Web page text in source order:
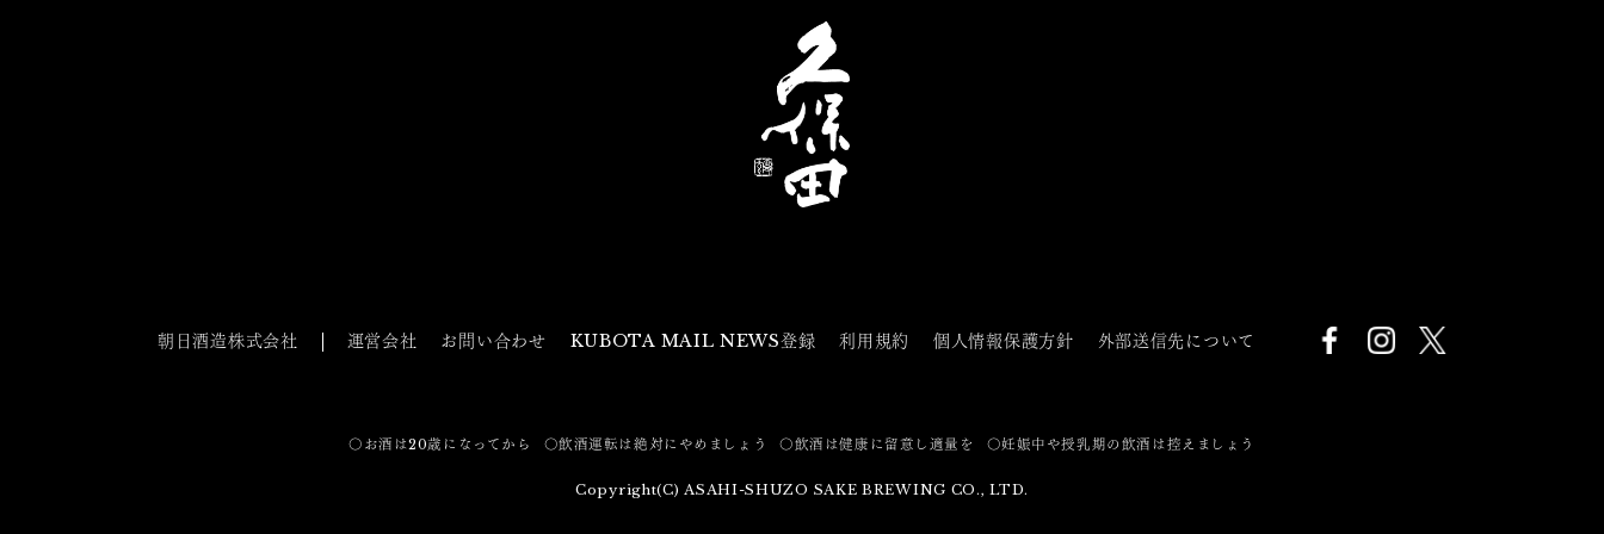
朝日酒造株式会社 運営会社 お問い合わせ KUBOTA MAIL NEWS登録 利用規約 個人情報保護方針 外部送信先について
〇お酒は20歳になってから 〇飲酒運転は絶対にやめましょう 〇飲酒は健康に留意し適量を 〇妊娠中や授乳期の飲酒は控えましょう
Copyright(C) ASAHI-SHUZO SAKE BREWING CO., LTD.